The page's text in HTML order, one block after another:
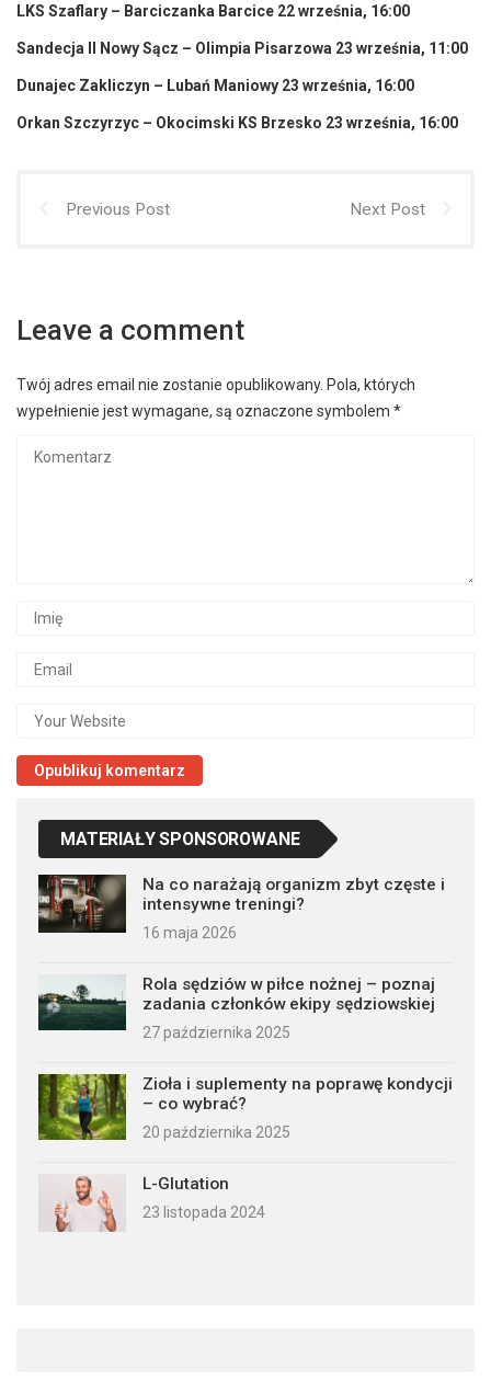
LKS Szaflary – Barciczanka Barcice 22 września, 16:00
Sandecja II Nowy Sącz – Olimpia Pisarzowa 23 września, 11:00
Dunajec Zakliczyn – Lubań Maniowy 23 września, 16:00
Orkan Szczyrzyc – Okocimski KS Brzesko 23 września, 16:00
Previous Post Next Post
Leave a comment
Twój adres email nie zostanie opublikowany. Pola, których
wypełnienie jest wymagane, są oznaczone symbolem *
MATERIAŁY SPONSOROWANE
Na co narażają organizm zbyt częste i
intensywne treningi?
16 maja 2026
Rola sędziów w piłce nożnej – poznaj
zadania członków ekipy sędziowskiej
27 października 2025
Zioła i suplementy na poprawę kondycji
– co wybrać?
20 października 2025
L-Glutation
23 listopada 2024